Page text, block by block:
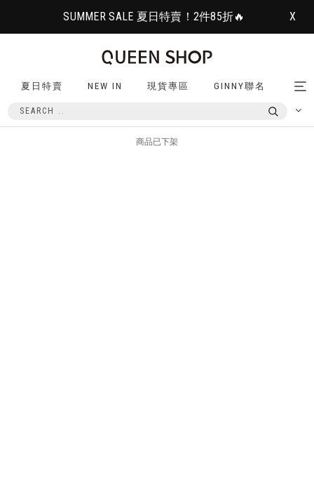
SUMMER SALE 夏日特賣！2件85折🔥 X
夏日特賣 NEW IN 現貨專區 GINNY聯名
商品已下架